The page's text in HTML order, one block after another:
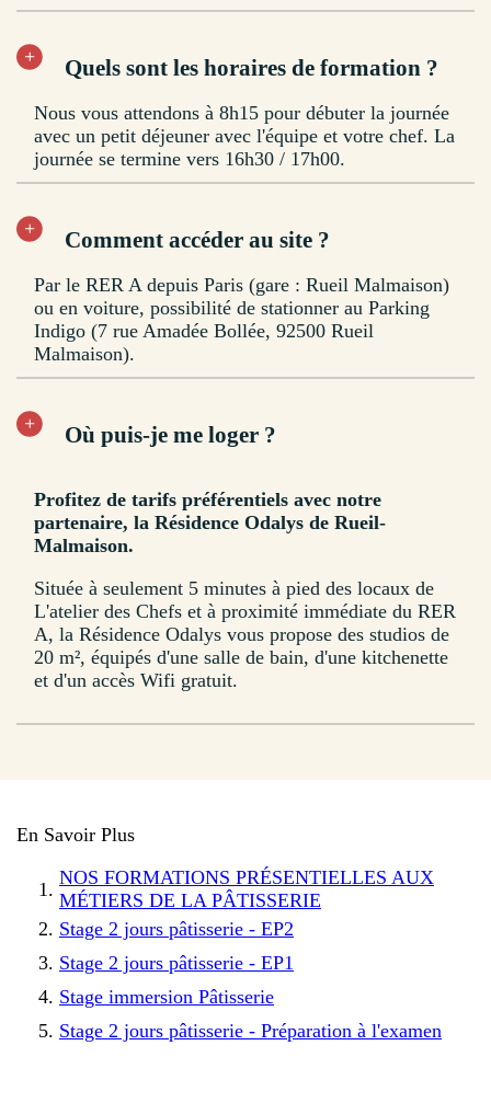
Quels sont les horaires de formation ?
Nous vous attendons à 8h15 pour débuter la journée
avec un petit déjeuner avec l'équipe et votre chef. La
journée se termine vers 16h30 / 17h00.
Comment accéder au site ?
Par le RER A depuis Paris (gare : Rueil Malmaison)
ou en voiture, possibilité de stationner au Parking
Indigo (7 rue Amadée Bollée, 92500 Rueil
Malmaison).
Où puis-je me loger ?
Profitez de tarifs préférentiels avec notre
partenaire, la Résidence Odalys de Rueil-
Malmaison.
Située à seulement 5 minutes à pied des locaux de
L'atelier des Chefs et à proximité immédiate du RER
A, la Résidence Odalys vous propose des studios de
20 m², équipés d'une salle de bain, d'une kitchenette
et d'un accès Wifi gratuit.
En Savoir Plus
NOS FORMATIONS PRÉSENTIELLES AUX
MÉTIERS DE LA PÂTISSERIE
Stage 2 jours pâtisserie - EP2
Stage 2 jours pâtisserie - EP1
Stage immersion Pâtisserie
Stage 2 jours pâtisserie - Préparation à l'examen